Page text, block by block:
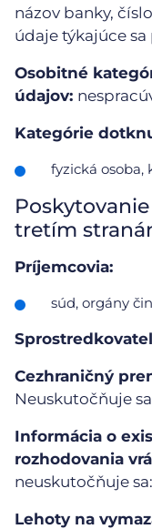
názov banky,
údaje týkajúce
Osobitné
údajov:
Kategórie
fyzická
tretím
Príjemcovia:
súd, orgány
Cezhraničný
Neuskutočňuje
Informácia o
rozhodovania
neuskutočňuje sa:
Lehoty na